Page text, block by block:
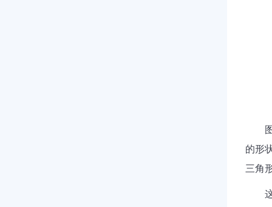
的形
三角